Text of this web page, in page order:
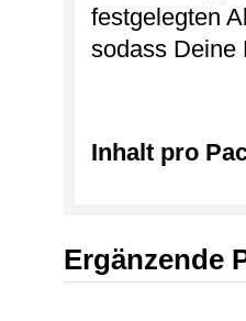
festgelegten
sodass Deine
Inhalt pro
Ergänzende